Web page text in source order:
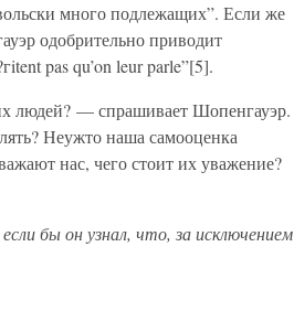
много подлежащих”. Если же
одобрительно приводит
pas qu’on leur parle”[5].
людей? — спрашивает Шопенгауэр.
Неужто наша самооценка
нас, чего стоит их уважение?
бы он узнал, что, за исключением